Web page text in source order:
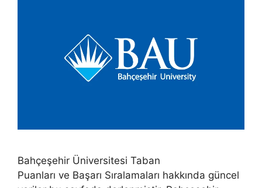
Bahçeşehir Üniversitesi Taban
Puanları ve Başarı Sıralamaları hakkında güncel